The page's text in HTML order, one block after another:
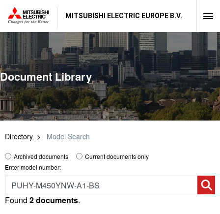
MITSUBISHI ELECTRIC EUROPE B.V.
Document Library
Directory Model Search
Archived documents
Current documents only
Enter model number:
Found 2 documents.